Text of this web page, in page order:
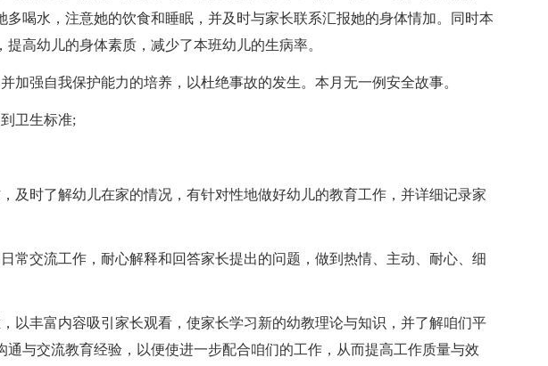
多喝水，注意她的饮食和睡眠，并及时与家长联系汇报她的身体情加。同时本
高幼儿的身体素质，减少了本班幼儿的生病率。
加强自我保护能力的培养，以杜绝事故的发生。本月无一例安全故事。
卫生标准;
及时了解幼儿在家的情况，有针对性地做好幼儿的教育工作，并详细记录家
常交流工作，耐心解释和回答家长提出的问题，做到热情、主动、耐心、细
以丰富内容吸引家长观看，使家长学习新的幼教理论与知识，并了解咱们平
通与交流教育经验，以便使进一步配合咱们的工作，从而提高工作质量与效